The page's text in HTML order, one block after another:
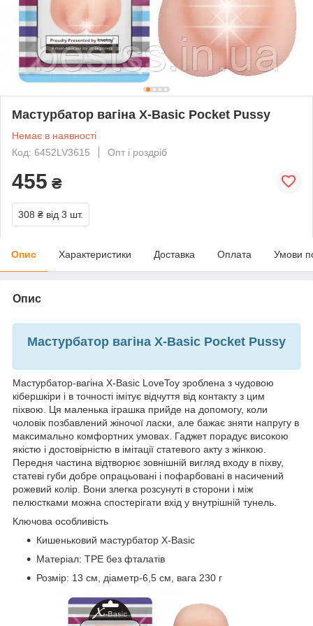
Мастурбатор вагіна X-Basic Pocket Pussy
Немає в наявності
Код: 6452LV3615
Опт і роздріб
455 ₴
308 ₴ від 3 шт.
Опис Характеристики Доставка Оплата Умови
Опис
Мастурбатор вагіна X-Basic Pocket Pussy
Мастурбатор-вагіна X-Basic LoveToy зроблена з чудовою
кібершкіри і в точності імітує відчуття від контакту з цим
піхвою. Ця маленька іграшка прийде на допомогу, коли
чоловік позбавлений жіночої ласки, але бажає зняти напругу в
максимально комфортних умовах. Гаджет порадує високою
якістю і достовірністю в імітації статевого акту з жінкою.
Передня частина відтворює зовнішній вигляд входу в піхву,
статеві губи добре опрацьовані і пофарбовані в насичений
рожевий колір. Вони злегка розсунуті в сторони і між
пелюстками можна спостерігати вхід у внутрішній тунель.
Ключова особливість
Кишеньковий мастурбатор X-Basic
Матеріал: TPE без фталатів
Розмір: 13 см, діаметр-6,5 см, вага 230 г